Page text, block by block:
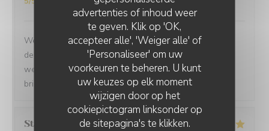
advertenties of inhoud weer
te geven. Klik op 'OK,
accepteer alle', 'Weiger alle' of
'Personaliseer' om uw
voorkeuren te beheren. U kunt
uw keuzes op elk moment
wijzigen door op het
cookiepictogram linksonder op
de sitepagina's te klikken.
We love dining at La Baccara. The food is always a
delight. The service is great and we always feel
welcomed. Anytime we have guest in town we always
bring them here.
Stephanie B